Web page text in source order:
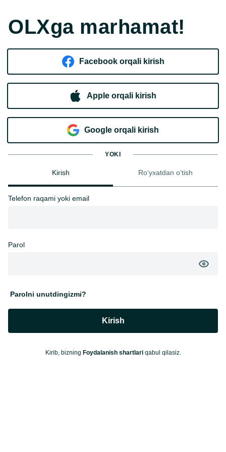
OLXga marhamat!
Facebook orqali kirish​
Apple orqali kirish
Goo​g​le orqali kirish
YOKI
Kirish Ro‘yxatdan o‘tish
Telefon raqami yoki email
Parol
Parolni unutdingizmi?
Kirish
Kirib, bizning Foydalanish shartlariqabul qilasiz.